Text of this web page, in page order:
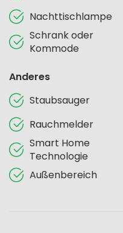
Nachttischlampe
Schrank oder
Kommode
Anderes
Staubsauger
Rauchmelder
Smart Home
Technologie
Außenbereich